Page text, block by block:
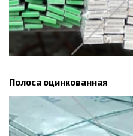
Полоса оцинкованная